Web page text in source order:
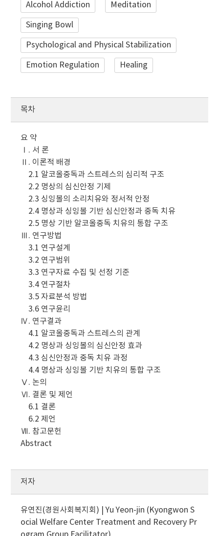
Alcohol Addiction Meditation
Singing Bowl
Psychological and Physical Stabilization
Emotion Regulation Healing
목차
요 약
Ⅰ. 서 론
Ⅱ. 이론적 배경
2.1 알코올중독과 스트레스의 심리적 구조
2.2 명상의 심신안정 기제
2.3 싱잉볼의 소리치유와 정서적 안정
2.4 명상과 싱잉볼 기반 심신안정과 중독 치유
2.5 명상 기반 알코올중독 치유의 통합 구조
Ⅲ. 연구방법
3.1 연구설계
3.2 연구범위
3.3 연구자료 수집 및 선정 기준
3.4 연구절차
3.5 자료분석 방법
3.6 연구윤리
Ⅳ. 연구결과
4.1 알코올중독과 스트레스의 관계
4.2 명상과 싱잉볼의 심신안정 효과
4.3 심신안정과 중독 치유 과정
4.4 명상과 싱잉볼 기반 치유의 통합 구조
Ⅴ. 논의
Ⅵ. 결론 및 제언
6.1 결론
6.2 제언
Ⅶ. 참고문헌
Abstract
저자
유연진(경원사회복지회) | Yu Yeon-jin (Kyongwon S
ocial Welfare Center Treatment and Recovery Pr